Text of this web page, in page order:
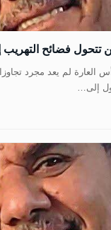
تتحول فضائح التهريب
العارة لم يعد مجرد
إلى…